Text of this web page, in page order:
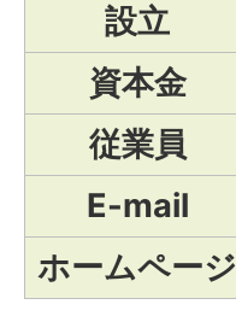
設立
資本金
従業員
E-mail
ホームページ